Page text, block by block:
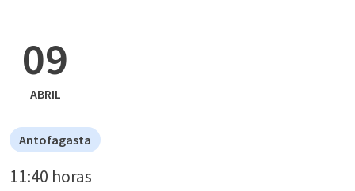
09
ABRIL
Antofagasta
11:40 horas